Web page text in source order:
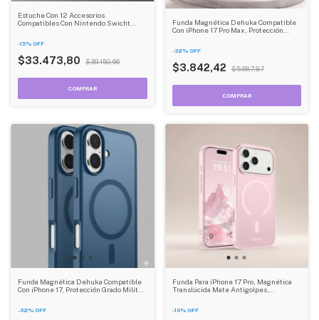
Estuche Con 12 Accesorios
Compatibles Con Nintendo Swicht
-15% OFF
$33.473,80 $39.150,66
Funda Magnética Dehuka Compatible
Con iPhone 17 Pro Max, Protección
-32% OFF
$3.842,42 $5.687,87
Funda Magnética Dehuka Compatible
Con iPhone 17, Protección Grado Militar
-32% OFF
Funda Para iPhone 17 Pro, Magnética
Translúcida Mate Antigolpes,
-10% OFF